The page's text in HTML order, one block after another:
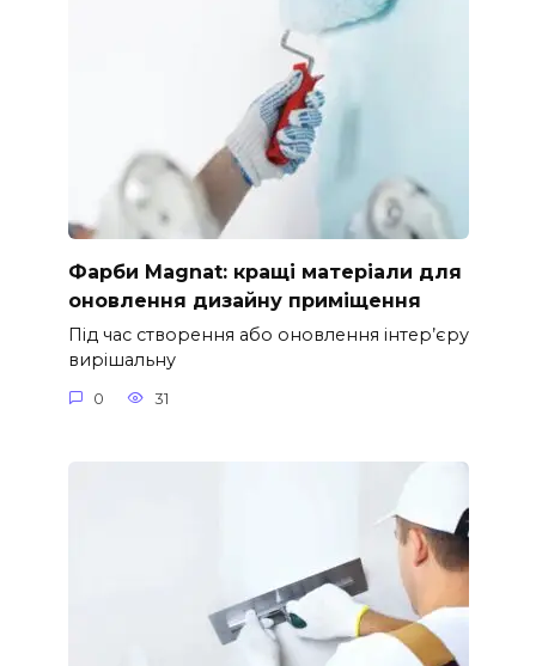
Фарби Magnat: кращі матеріали для
оновлення дизайну приміщення
Під час створення або оновлення інтер’єру
вирішальну
0 31